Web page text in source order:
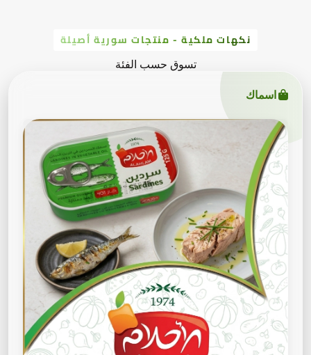
نكهات ملكية - منتجات سورية أصيلة
تسوق حسب الفئة
اسماك